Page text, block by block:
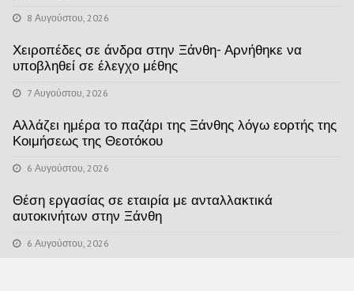
8 Αυγούστου, 2026
Χειροπέδες σε άνδρα στην Ξάνθη- Αρνήθηκε να
υποβληθεί σε έλεγχο μέθης
7 Αυγούστου, 2026
Αλλάζει ημέρα το παζάρι της Ξάνθης λόγω εορτής της
Κοιμήσεως της Θεοτόκου
6 Αυγούστου, 2026
Θέση εργασίας σε εταιρία με ανταλλακτικά
αυτοκινήτων στην Ξάνθη
6 Αυγούστου, 2026